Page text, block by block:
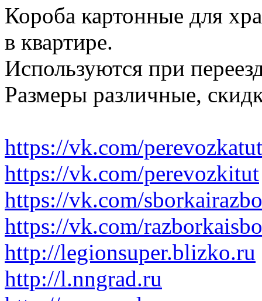
Короба картонные для
в квартире.
Используются при
Размеры различные,
https://vk.com/perevozkatut
https://vk.com/perevozkitut
https://vk.com/
https://vk.com/
http://legionsuper.blizko.ru
http://l.nngrad.ru